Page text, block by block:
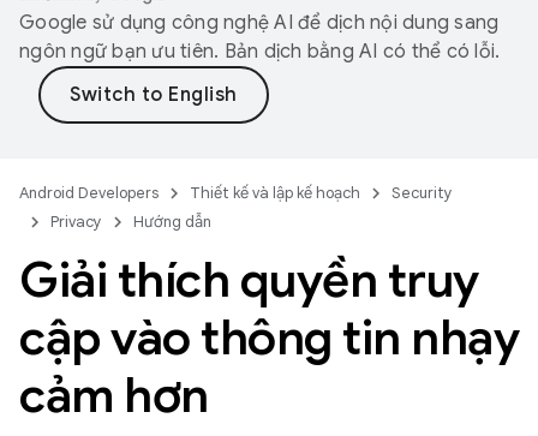
Google sử dụng công nghệ AI để dịch nội dung sang
ngôn ngữ bạn ưu tiên. Bản dịch bằng AI có thể có lỗi.
Android Developers Thiết kế và lập kế hoạch
Security
Privacy
Hướng dẫn
Giải thích quyền truy
cập vào thông tin nhạy
cảm hơn